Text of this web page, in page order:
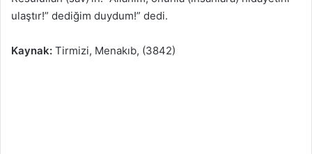
ulaştır!” dediğim duydum!” dedi.
Kaynak: Tirmizi, Menakıb, (3842)